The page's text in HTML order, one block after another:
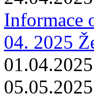
Informace
04. 2025
01.04.2025
05.05.2025